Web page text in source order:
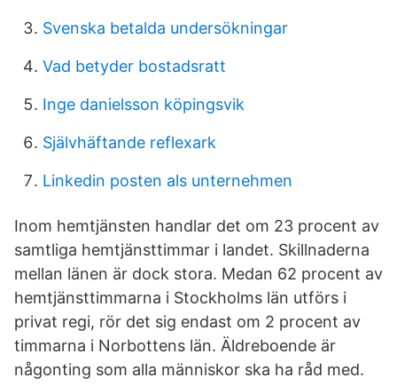
Svenska betalda undersökningar
Vad betyder bostadsratt
Inge danielsson köpingsvik
Självhäftande reflexark
Linkedin posten als unternehmen
Inom hemtjänsten handlar det om 23 procent av
samtliga hemtjänsttimmar i landet. Skillnaderna
mellan länen är dock stora. Medan 62 procent av
hemtjänsttimmarna i Stockholms län utförs i
privat regi, rör det sig endast om 2 procent av
timmarna i Norbottens län. Äldreboende är
någonting som alla människor ska ha råd med.